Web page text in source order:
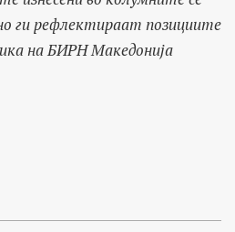
ги рефлектираат позициите
на БИРН Македонија